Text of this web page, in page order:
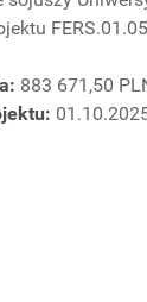
883 671,50